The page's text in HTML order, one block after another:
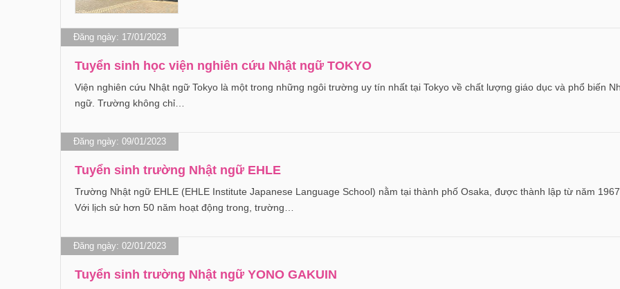
Đăng ngày: 17/01/2023
Tuyển sinh học viện nghiên cứu Nhật ngữ TOKYO
Viện nghiên cứu Nhật ngữ Tokyo là một trong những ngôi trường uy tín nhất tại Tokyo về chất lượng giáo dục và phổ biến
ngữ. Trường không chỉ…
Đăng ngày: 09/01/2023
Tuyển sinh trường Nhật ngữ EHLE
Trường Nhật ngữ EHLE (EHLE Institute Japanese Language School) nằm tại thành phố Osaka, được thành lập từ năm
Với lịch sử hơn 50 năm hoạt động trong, trường…
Đăng ngày: 02/01/2023
Tuyển sinh trường Nhật ngữ YONO GAKUIN